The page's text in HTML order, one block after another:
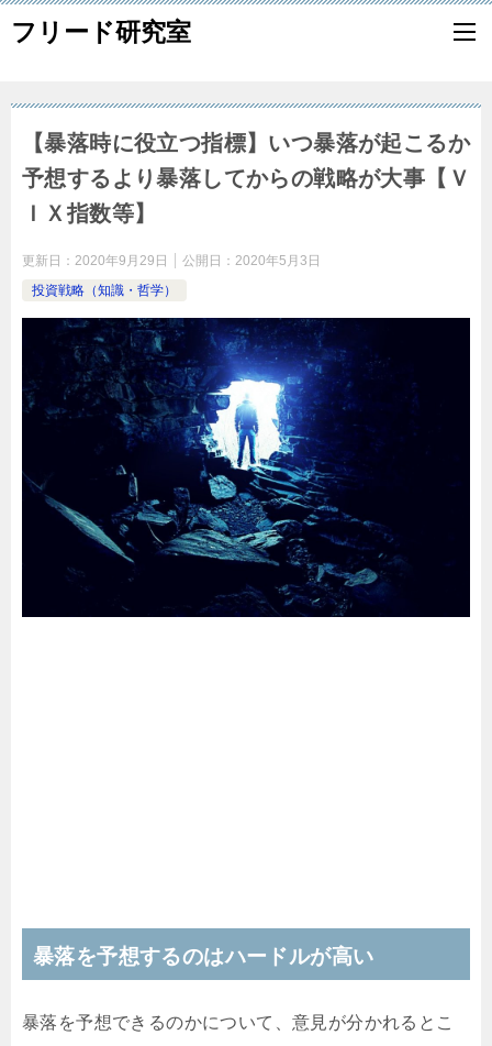
フリード研究室
【暴落時に役立つ指標】いつ暴落が起こるか
予想するより暴落してからの戦略が大事【Ｖ
ＩＸ指数等】
更新日： 2020年9月29日 公開日： 2020年5月3日
投資戦略（知識・哲学）
暴落を予想するのはハードルが高い
暴落を予想できるのかについて、意見が分かれるとこ